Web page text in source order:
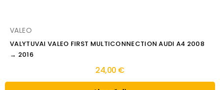
VALEO
VALYTUVAI VALEO FIRST MULTICONNECTION AUDI A4 2008
→ 2016
24,00 €